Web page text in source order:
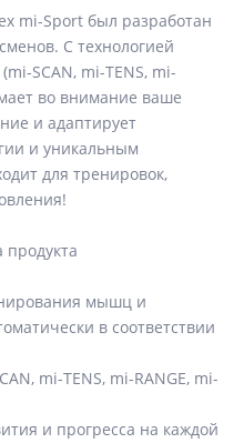
mi-Sport был разработан
С технологией
SCAN, mi-TENS, mi-
во внимание ваше
и адаптирует
и уникальным
для тренировок,
мышц и
в соответствии
mi-TENS, mi-RANGE, mi-
и прогресса на каждой